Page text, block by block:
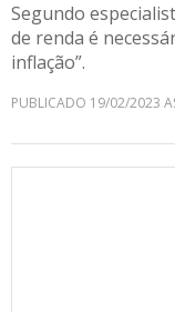
Segundo
de renda é
inflação”.
PUBLICADO 19/02/2023